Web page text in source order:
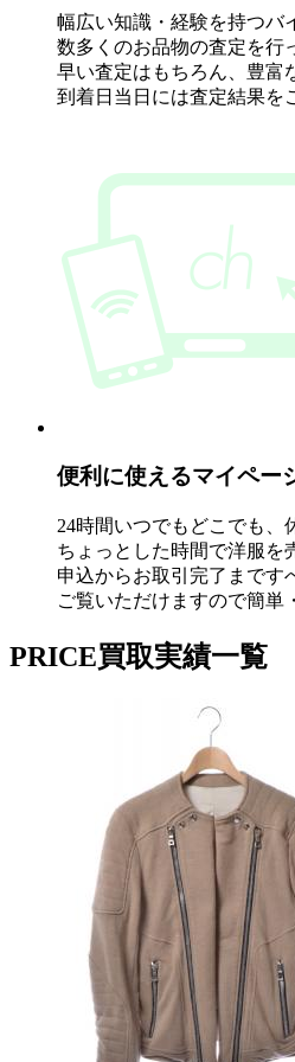
幅広い知識・経験を持つバ
数多くのお品物の査定を行
早い査定はもちろん、豊富
到着日当日には査定結果を
便利に使えるマイペー
24時間いつでもどこでも、
ちょっとした時間で洋服を
申込からお取引完了まです
ご覧いただけますので簡単
PRICE買取実績一覧